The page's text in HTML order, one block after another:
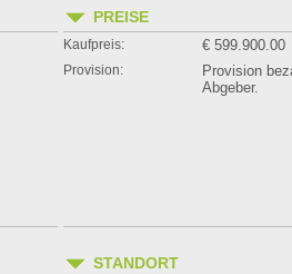
PREISE
Kaufpreis: € 599.900.00
Provision:
Provision
Abgeber.
STANDORT